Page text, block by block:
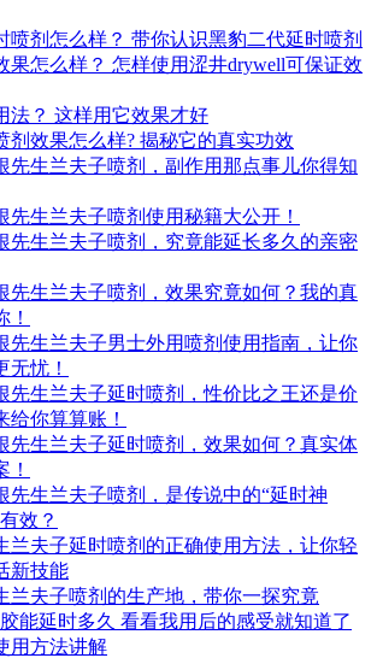
喷剂怎么样？ 带你认识黑豹二代延时喷剂
果怎么样？ 怎样使用涩井drywell可保证效
法？ 这样用它效果才好
剂效果怎么样? 揭秘它的真实功效
先生兰夫子喷剂，副作用那点事儿你得知
先生兰夫子喷剂使用秘籍大公开！
先生兰夫子喷剂，究竟能延长多久的亲密
先生兰夫子喷剂，效果究竟如何？我的真
！
先生兰夫子男士外用喷剂使用指南，让你
无忧！
先生兰夫子延时喷剂，性价比之王还是价
给你算算账！
先生兰夫子延时喷剂，效果如何？真实体
！
先生兰夫子喷剂，是传说中的“延时神
效？
兰夫子延时喷剂的正确使用方法，让你轻
新技能
兰夫子喷剂的生产地，带你一探究竟
能延时多久 看看我用后的感受就知道了
用方法讲解